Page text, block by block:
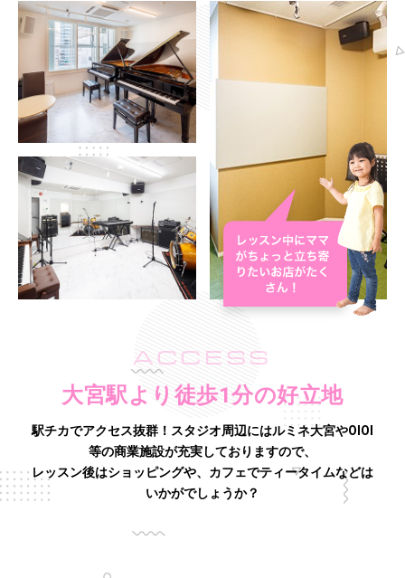
ACCESS
大宮駅より徒歩1分の好立地
駅チカでアクセス抜群！スタジオ周辺にはルミネ大宮やOIOI
等の商業施設が充実しておりますので、
レッスン後はショッピングや、カフェでティータイムなどは
いかがでしょうか？